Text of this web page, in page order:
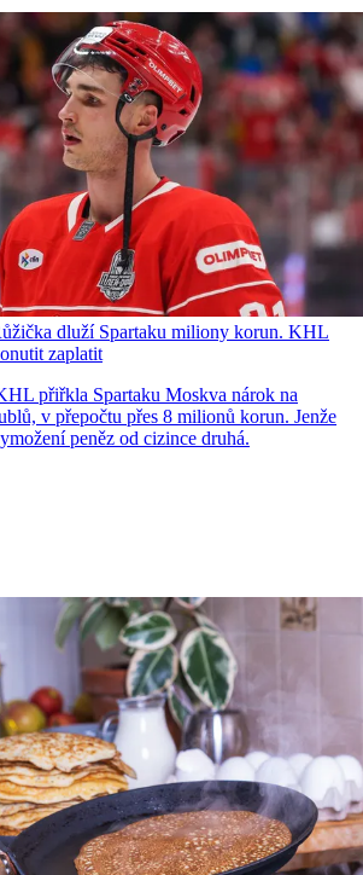
dluží Spartaku miliony korun. KHL
zaplatit
přiřkla Spartaku Moskva nárok na
v přepočtu přes 8 milionů korun. Jenže
peněz od cizince druhá.